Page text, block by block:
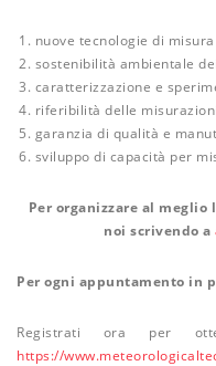
nuove tecnologie di
sostenibilità ambientale
caratterizzazione e
riferibilità delle
garanzia di qualità e
sviluppo di capacità per
Per organizzare al
noi scrivendo a
Per ogni appuntamento in
Registrati ora per
https://